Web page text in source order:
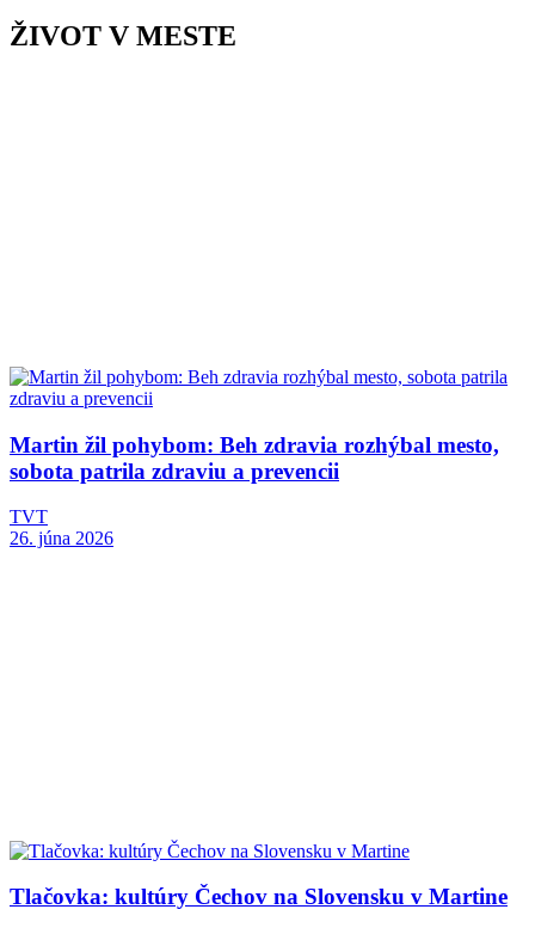
ŽIVOT V MESTE
Martin žil pohybom: Beh zdravia rozhýbal mesto,
sobota patrila zdraviu a prevencii
TVT
26. júna 2026
Tlačovka: kultúry Čechov na Slovensku v Martine